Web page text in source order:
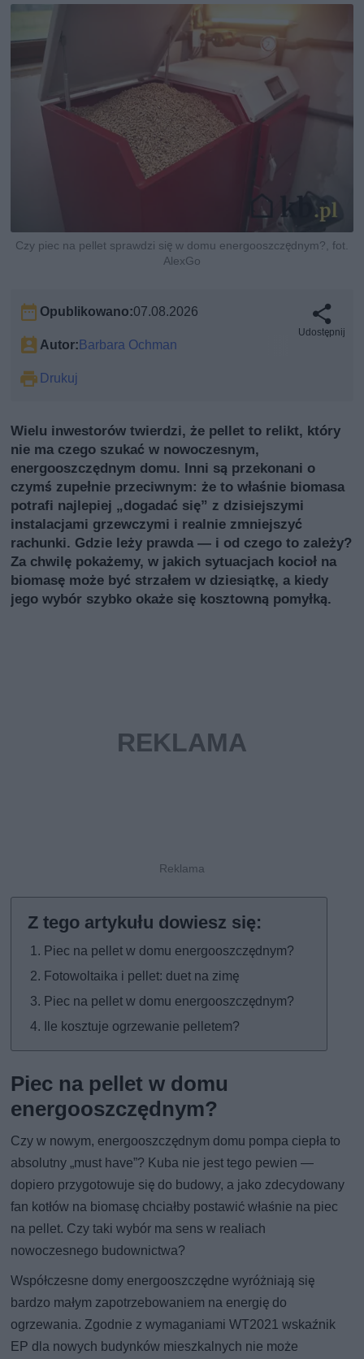
Czy piec na pellet sprawdzi się w domu energooszczędnym?, fot.
AlexGo
Opublikowano:07.08.2026
Autor:Barbara Ochman
Drukuj
Udostępnij
Wielu inwestorów twierdzi, że pellet to relikt, który
nie ma czego szukać w nowoczesnym,
energooszczędnym domu. Inni są przekonani o
czymś zupełnie przeciwnym: że to właśnie biomasa
potrafi najlepiej „dogadać się” z dzisiejszymi
instalacjami grzewczymi i realnie zmniejszyć
rachunki. Gdzie leży prawda — i od czego to zależy?
Za chwilę pokażemy, w jakich sytuacjach kocioł na
biomasę może być strzałem w dziesiątkę, a kiedy
jego wybór szybko okaże się kosztowną pomyłką.
Piec na pellet w domu energooszczędnym?
Fotowoltaika i pellet: duet na zimę
Piec na pellet w domu energooszczędnym?
Ile kosztuje ogrzewanie pelletem?
Piec na pellet w domu
energooszczędnym?
Czy w nowym, energooszczędnym domu pompa ciepła to
absolutny „must have”? Kuba nie jest tego pewien —
dopiero przygotowuje się do budowy, a jako zdecydowany
fan kotłów na biomasę chciałby postawić właśnie na piec
na pellet. Czy taki wybór ma sens w realiach
nowoczesnego budownictwa?
Współczesne domy energooszczędne wyróżniają się
bardzo małym zapotrzebowaniem na energię do
ogrzewania. Zgodnie z wymaganiami WT2021 wskaźnik
EP dla nowych budynków mieszkalnych nie może